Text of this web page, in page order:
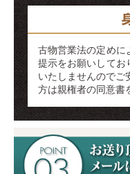
古物営業法の定めに
提示をお願いしてお
いたしませんのでご
方は親権者の同意書